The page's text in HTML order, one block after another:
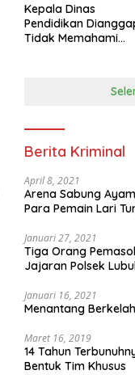
Kepala Dinas
Pendidikan
Tidak Memahami
Berita Kriminal
April 8, 2021
Arena Sabung
Para Pemain Lari
Januari 27, 2021
Tiga Orang
Jajaran Polsek
Januari 16, 2021
Menantang
Maret 16, 2019
14 Tahun
Bentuk Tim Khusus